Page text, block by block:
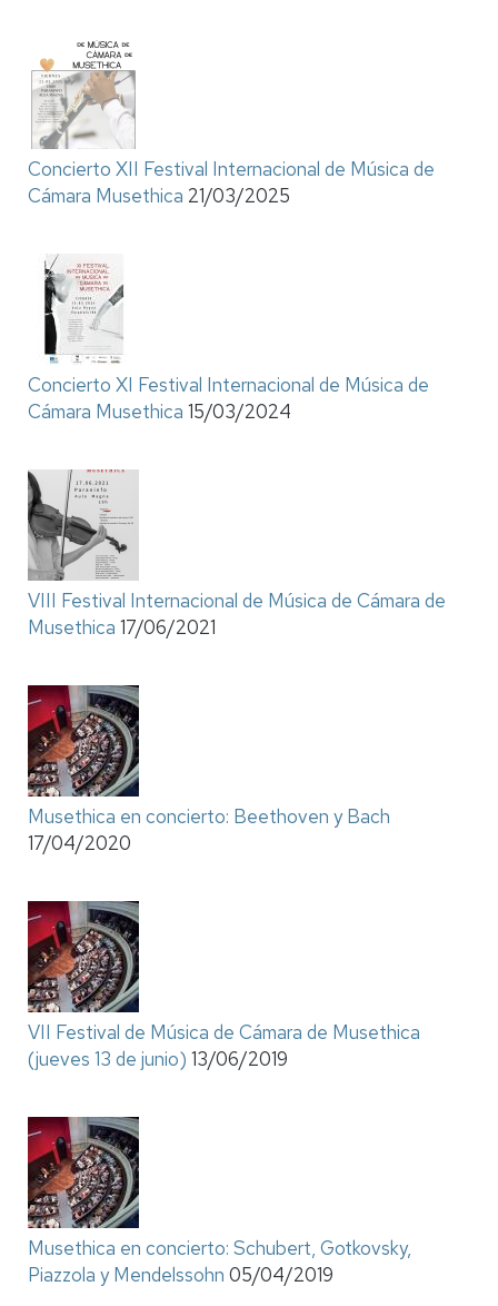
Concierto XII Festival Internacional de Música de
Cámara Musethica 21/03/2025
Concierto XI Festival Internacional de Música de
Cámara Musethica 15/03/2024
VIII Festival Internacional de Música de Cámara de
Musethica 17/06/2021
Musethica en concierto: Beethoven y Bach
17/04/2020
VII Festival de Música de Cámara de Musethica
(jueves 13 de junio) 13/06/2019
Musethica en concierto: Schubert, Gotkovsky,
Piazzola y Mendelssohn 05/04/2019